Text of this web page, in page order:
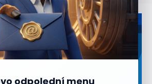
odpolední menu